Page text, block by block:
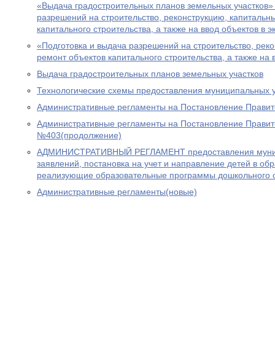
«Выдача градостроительных планов земельных
разрешений на строительство, реконструкцию,
капитального строительства, а также на ввод объектов в
«Подготовка и выдача разрешений на строительство,
ремонт объектов капитального строительства, а также
Выдача градостроительных планов земельных участков
Технологические схемы предоставления
Административные регламенты на Постановление
Административные регламенты на Постановление
№403(продолжение)
АДМИНИСТРАТИВНЫЙ РЕГЛАМЕНТ предоставления
заявлений, постановка на учет и направление детей в
реализующие образовательные программы дошкольного
Административные регламенты(новые)